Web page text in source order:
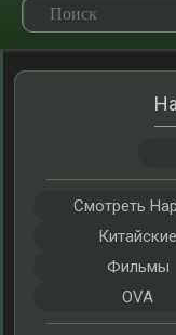
Смотреть
Китайские
Фильмы
OVA